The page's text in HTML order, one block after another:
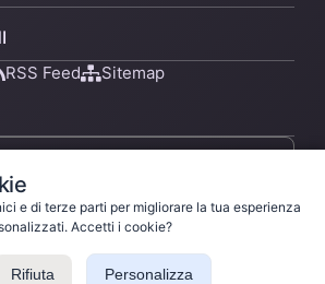
e di terze parti per migliorare la tua esperienza
Accetti i cookie?
Rifiuta Personalizza
RSS Feed Sitemap
PolicyTermini di ServizioLicenza